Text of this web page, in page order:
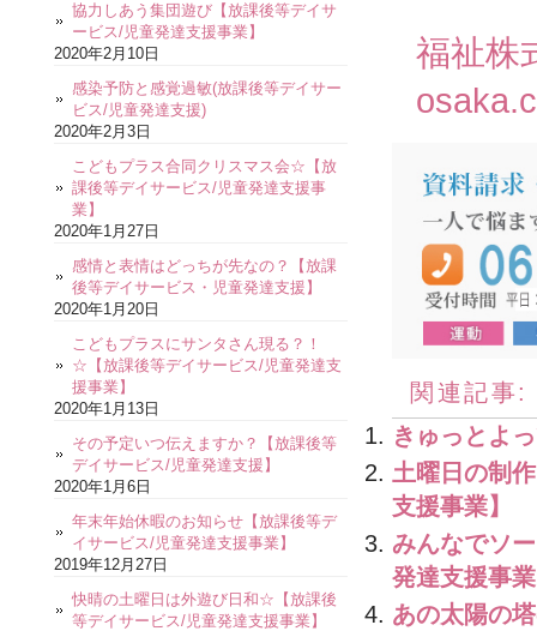
福祉株
関連記事:
きゅっとよ
土曜日の制
支援事業】
みんなでソ
発達支援事
あの太陽の
協力しあう集団遊び【放課後等デイサ
ービス/児童発達支援事業】
2020年2月10日
感染予防と感覚過敏(放課後等デイサー
ビス/児童発達支援)
2020年2月3日
こどもプラス合同クリスマス会☆【放
課後等デイサービス/児童発達支援事
業】
2020年1月27日
感情と表情はどっちが先なの？【放課
後等デイサービス・児童発達支援】
2020年1月20日
こどもプラスにサンタさん現る？！
☆【放課後等デイサービス/児童発達支
援事業】
2020年1月13日
その予定いつ伝えますか？【放課後等
デイサービス/児童発達支援】
2020年1月6日
年末年始休暇のお知らせ【放課後等デ
イサービス/児童発達支援事業】
2019年12月27日
快晴の土曜日は外遊び日和☆【放課後
等デイサービス/児童発達支援事業】